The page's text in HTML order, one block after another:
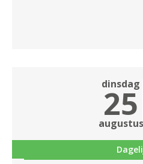
dinsdag
25
augustus